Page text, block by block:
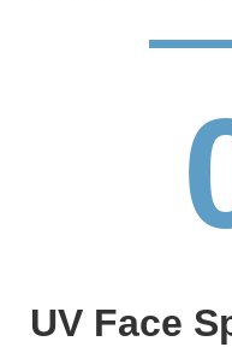
UV Face